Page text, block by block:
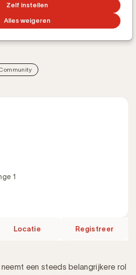
Zelf instellen
Alles weigeren
Samen met experts
de impact en de meerwaarde
1
Locatie Registreer
een steeds belangrijkere rol